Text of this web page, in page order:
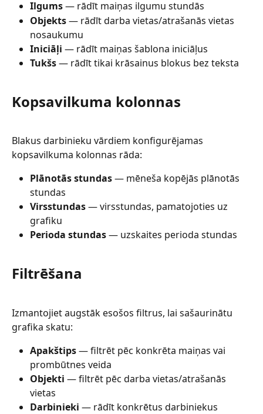
Ilgums — rādīt maiņas ilgumu stundās
Objekts — rādīt darba vietas/atrašanās vietas
nosaukumu
Iniciāļi — rādīt maiņas šablona iniciāļus
Tukšs — rādīt tikai krāsainus blokus bez teksta
Kopsavilkuma kolonnas
Blakus darbinieku vārdiem konfigurējamas
kopsavilkuma kolonnas rāda:
Plānotās stundas — mēneša kopējās plānotās
stundas
Virsstundas — virsstundas, pamatojoties uz
grafiku
Perioda stundas — uzskaites perioda stundas
Filtrēšana
Izmantojiet augstāk esošos filtrus, lai sašaurinātu
grafika skatu:
Apakštips — filtrēt pēc konkrēta maiņas vai
prombūtnes veida
Objekti — filtrēt pēc darba vietas/atrašanās
vietas
Darbinieki — rādīt konkrētus darbiniekus